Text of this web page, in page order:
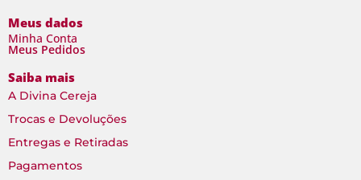
Meus dados
Minha Conta
Meus Pedidos
Saiba mais
A Divina Cereja
Trocas e Devoluções
Entregas e Retiradas
Pagamentos